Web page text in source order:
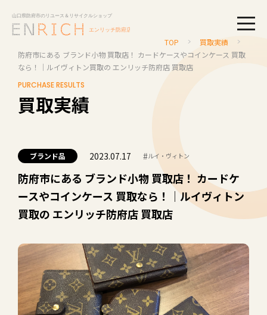
TOP
買取実績
防府市にある ブランド小物 買取店！ カードケースやコインケース 買取
なら！｜ルイヴィトン買取の エンリッチ防府店 買取店
PURCHASE RESULTS
買取実績
ブランド品 2023.07.17 #ルイ・ヴィトン
防府市にある ブランド小物 買取店！ カードケ
ースやコインケース 買取なら！｜ルイヴィトン
買取の エンリッチ防府店 買取店